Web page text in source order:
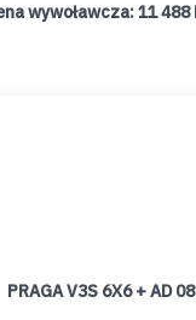
wywoławcza:11 488
PRAGA V3S 6X6 + AD